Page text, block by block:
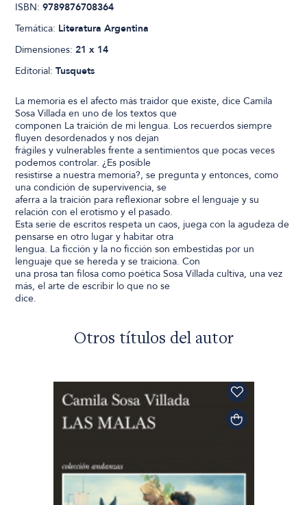
ISBN:9789876708364
Temática: Literatura Argentina
Dimensiones:21 x 14
Editorial:Tusquets
La memoria es el afecto más traidor que existe, dice Camila
Sosa Villada en uno de los textos que
componen La traición de mi lengua. Los recuerdos siempre
fluyen desordenados y nos dejan
frágiles y vulnerables frente a sentimientos que pocas veces
podemos controlar. ¿Es posible
resistirse a nuestra memoria?, se pregunta y entonces, como
una condición de supervivencia, se
aferra a la traición para reflexionar sobre el lenguaje y su
relación con el erotismo y el pasado.
Esta serie de escritos respeta un caos, juega con la agudeza de
pensarse en otro lugar y habitar otra
lengua. La ficción y la no ficción son embestidas por un
lenguaje que se hereda y se traiciona. Con
una prosa tan filosa como poética Sosa Villada cultiva, una vez
más, el arte de escribir lo que no se
dice.
Otros títulos del autor